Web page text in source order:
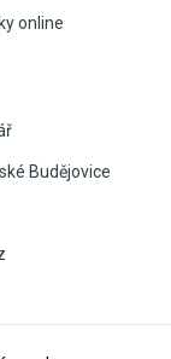
online
Budějovice